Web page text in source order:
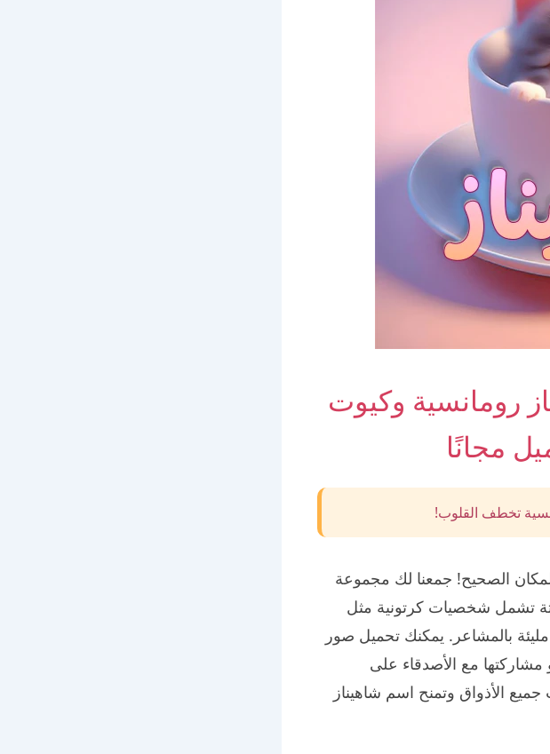
رومانسية وكيوت
مجانًا
تخطف القلوب!
الصحيح! جمعنا لك مجموعة
تشمل شخصيات كرتونية مثل
بالمشاعر. يمكنك تحميل صور
مشاركتها مع الأصدقاء على
الأذواق وتمنح اسم شاهيناز